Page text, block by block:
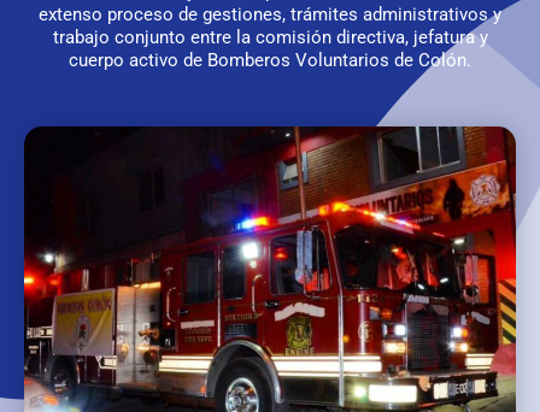
extenso proceso de gestiones, trámites administrativos y
trabajo conjunto entre la comisión directiva, jefatura y
cuerpo activo de Bomberos Voluntarios de Colón.